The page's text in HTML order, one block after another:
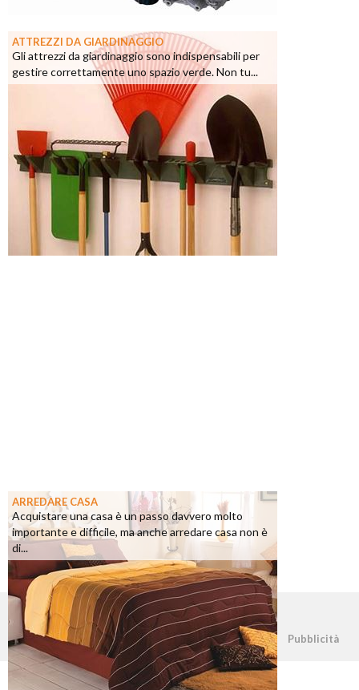
ATTREZZI DA GIARDINAGGIO
Gli attrezzi da giardinaggio sono indispensabili per
gestire correttamente uno spazio verde. Non tu...
ARREDARE CASA
Acquistare una casa è un passo davvero molto
importante e difficile, ma anche arredare casa non è
di...
©2026 - casapratica.net - p.iva 03338800984 Pubblicità